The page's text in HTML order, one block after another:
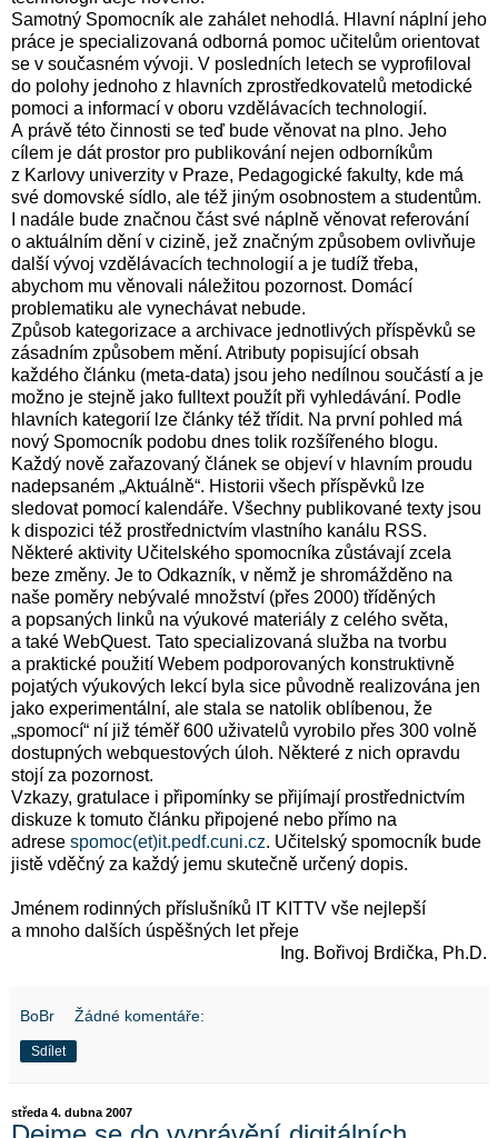
Samotný Spomocník ale zahálet nehodlá. Hlavní náplní jeho
práce je specializovaná odborná pomoc učitelům orientovat
se v současném vývoji. V posledních letech se vyprofiloval
do polohy jednoho z hlavních zprostředkovatelů metodické
pomoci a informací v oboru vzdělávacích technologií.
A právě této činnosti se teď bude věnovat na plno. Jeho
cílem je dát prostor pro publikování nejen odborníkům
z Karlovy univerzity v Praze, Pedagogické fakulty, kde má
své domovské sídlo, ale též jiným osobnostem a studentům.
I nadále bude značnou část své náplně věnovat referování
o aktuálním dění v cizině, jež značným způsobem ovlivňuje
další vývoj vzdělávacích technologií a je tudíž třeba,
abychom mu věnovali náležitou pozornost. Domácí
problematiku ale vynechávat nebude.
Způsob kategorizace a archivace jednotlivých příspěvků se
zásadním způsobem mění. Atributy popisující obsah
každého článku (meta-data) jsou jeho nedílnou součástí a je
možno je stejně jako fulltext použít při vyhledávání. Podle
hlavních kategorií lze články též třídit. Na první pohled má
nový Spomocník podobu dnes tolik rozšířeného blogu.
Každý nově zařazovaný článek se objeví v hlavním proudu
nadepsaném „Aktuálně“. Historii všech příspěvků lze
sledovat pomocí kalendáře. Všechny publikované texty jsou
k dispozici též prostřednictvím vlastního kanálu RSS.
Některé aktivity Učitelského spomocníka zůstávají zcela
beze změny. Je to Odkazník, v němž je shromážděno na
naše poměry nebývalé množství (přes 2000) tříděných
a popsaných linků na výukové materiály z celého světa,
a také WebQuest. Tato specializovaná služba na tvorbu
a praktické použití Webem podporovaných konstruktivně
pojatých výukových lekcí byla sice původně realizována jen
jako experimentální, ale stala se natolik oblíbenou, že
„spomocí“ ní již téměř 600 uživatelů vyrobilo přes 300 volně
dostupných webquestových úloh. Některé z nich opravdu
stojí za pozornost.
Vzkazy, gratulace i připomínky se přijímají prostřednictvím
diskuze k tomuto článku připojené nebo přímo na
adrese spomoc(et)it.pedf.cuni.cz. Učitelský spomocník bude
jistě vděčný za každý jemu skutečně určený dopis.
Jménem rodinných příslušníků IT KITTV vše nejlepší
a mnoho dalších úspěšných let přeje
Ing. Bořivoj Brdička, Ph.D.
BoBr Žádné komentáře:
Sdílet
středa 4. dubna 2007